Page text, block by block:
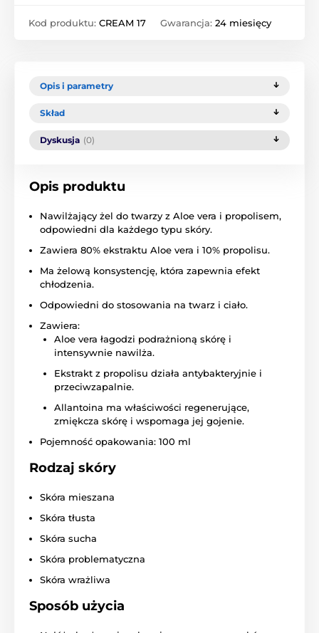
Kod produktu: CREAM 17 Gwarancja: 24 miesięcy
Opis i parametry
Skład
Dyskusja (0)
Opis produktu
Nawilżający żel do twarzy z Aloe vera i propolisem,
odpowiedni dla każdego typu skóry.
Zawiera 80% ekstraktu Aloe vera i 10% propolisu.
Ma żelową konsystencję, która zapewnia efekt
chłodzenia.
Odpowiedni do stosowania na twarz i ciało.
Zawiera:
Aloe vera łagodzi podrażnioną skórę i
intensywnie nawilża.
Ekstrakt z propolisu działa antybakteryjnie i
przeciwzapalnie.
Allantoina ma właściwości regenerujące,
zmiękcza skórę i wspomaga jej gojenie.
Pojemność opakowania: 100 ml
Rodzaj skóry
Skóra mieszana
Skóra tłusta
Skóra sucha
Skóra problematyczna
Skóra wrażliwa
Sposób użycia